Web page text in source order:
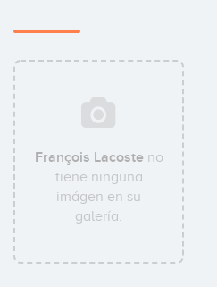
François Lacosteno
tiene ninguna
imágen en su
galería.